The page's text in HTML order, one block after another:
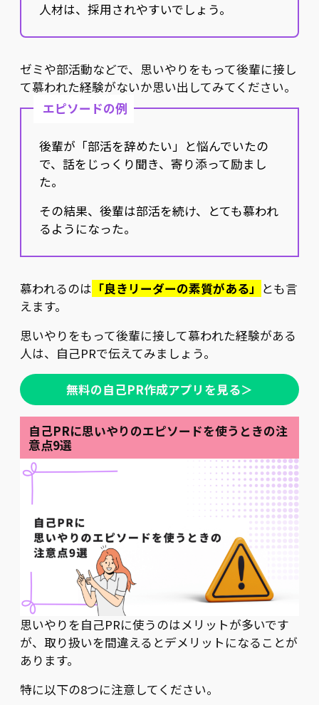
人材は、採用されやすいでしょう。
ゼミや部活動などで、思いやりをもって後輩に接し
て慕われた経験がないか思い出してみてください。
エピソードの例
後輩が「部活を辞めたい」と悩んでいたの
で、話をじっくり聞き、寄り添って励まし
た。
その結果、後輩は部活を続け、とても慕われ
るようになった。
慕われるのは 「良きリーダーの素質がある」 とも言
えます。
思いやりをもって後輩に接して慕われた経験がある
人は、自己PRで伝えてみましょう。
無料の自己PR作成アプリを見る＞
自己PRに思いやりのエピソードを使うときの注
意点9選
思いやりを自己PRに使うのはメリットが多いです
が、取り扱いを間違えるとデメリットになることが
あります。
特に以下の8つに注意してください。